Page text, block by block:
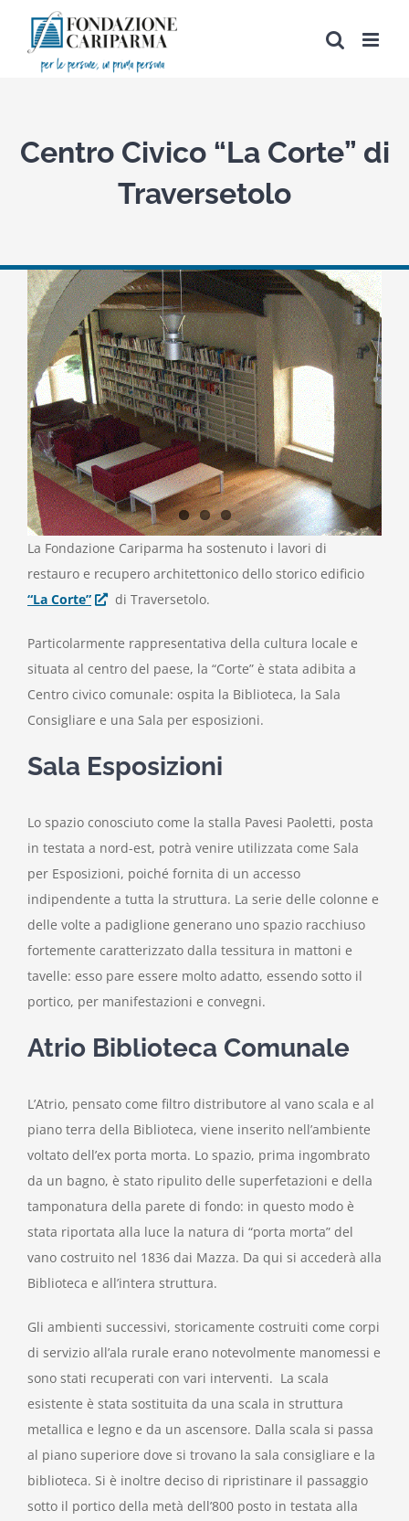
contenuto
Centro Civico “La Corte” di
Traversetolo
View
Larger
Image
La Fondazione Cariparma ha sostenuto i lavori di
restauro e recupero architettonico dello storico edificio
“La Corte”
di Traversetolo.
Particolarmente rappresentativa della cultura locale e
situata al centro del paese, la “Corte” è stata adibita a
Centro civico comunale: ospita la Biblioteca, la Sala
Consigliare e una Sala per esposizioni.
Sala Esposizioni
Lo spazio conosciuto come la stalla Pavesi Paoletti, posta
in testata a nord-est, potrà venire utilizzata come Sala
per Esposizioni, poiché fornita di un accesso
indipendente a tutta la struttura. La serie delle colonne e
delle volte a padiglione generano uno spazio racchiuso
fortemente caratterizzato dalla tessitura in mattoni e
tavelle: esso pare essere molto adatto, essendo sotto il
portico, per manifestazioni e convegni.
Atrio Biblioteca Comunale
L’Atrio, pensato come filtro distributore al vano scala e al
piano terra della Biblioteca, viene inserito nell’ambiente
voltato dell’ex porta morta. Lo spazio, prima ingombrato
da un bagno, è stato ripulito delle superfetazioni e della
tamponatura della parete di fondo: in questo modo è
stata riportata alla luce la natura di “porta morta” del
vano costruito nel 1836 dai Mazza. Da qui si accederà alla
Biblioteca e all’intera struttura.
Gli ambienti successivi, storicamente costruiti come corpi
di servizio all’ala rurale erano notevolmente manomessi e
sono stati recuperati con vari interventi. La scala
esistente è stata sostituita da una scala in struttura
metallica e legno e da un ascensore. Dalla scala si passa
al piano superiore dove si trovano la sala consigliare e la
biblioteca. Si è inoltre deciso di ripristinare il passaggio
sotto il portico della metà dell’800 posto in testata alla